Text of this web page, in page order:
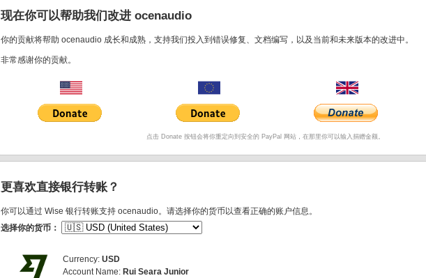
现在你可以帮助我们改进 ocenaudio
你的贡献将帮助 ocenaudio 成长和成熟，支持我们投入到错误修复、文档编写，以及当前和未来版本的改进中。
非常感谢你的贡献。
点击 Donate 按钮会将你重定向到安全的 PayPal 网站，在那里你可以输入捐赠金额。
更喜欢直接银行转账？
你可以通过 Wise 银行转账支持 ocenaudio。请选择你的货币以查看正确的账户信息。
选择你的货币：
Currency: USD
Account Name: Rui Seara Junior